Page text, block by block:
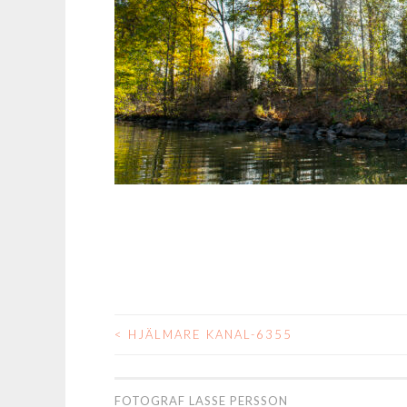
< HJÄLMARE KANAL-6355
FOTOGRAF LASSE PERSSON